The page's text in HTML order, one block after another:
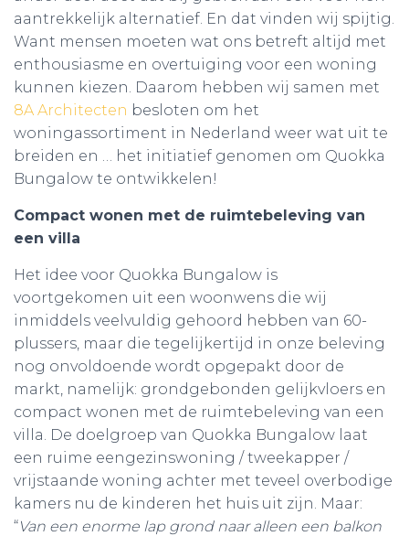
aantrekkelijk alternatief. En dat vinden wij spijtig.
Want mensen moeten wat ons betreft altijd met
enthousiasme en overtuiging voor een woning
kunnen kiezen. Daarom hebben wij samen met
8A Architecten besloten om het
woningassortiment in Nederland weer wat uit te
breiden en … het initiatief genomen om Quokka
Bungalow te ontwikkelen!
Compact wonen met de ruimtebeleving van
een villa
Het idee voor Quokka Bungalow is
voortgekomen uit een woonwens die wij
inmiddels veelvuldig gehoord hebben van 60-
plussers, maar die tegelijkertijd in onze beleving
nog onvoldoende wordt opgepakt door de
markt, namelijk: grondgebonden gelijkvloers en
compact wonen met de ruimtebeleving van een
villa. De doelgroep van Quokka Bungalow laat
een ruime eengezinswoning / tweekapper /
vrijstaande woning achter met teveel overbodige
kamers nu de kinderen het huis uit zijn. Maar:
“Van een enorme lap grond naar alleen een balkon